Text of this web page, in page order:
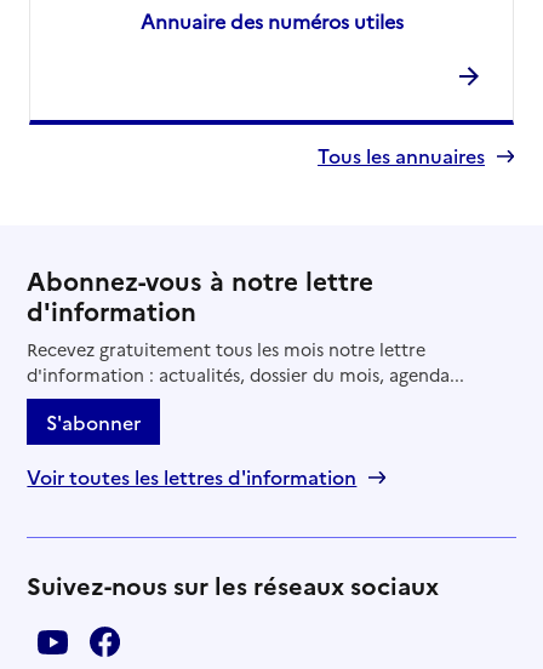
Annuaire des numéros utiles
Tous les annuaires
Abonnez-vous à notre lettre
d'information
Recevez gratuitement tous les mois notre lettre
d'information : actualités, dossier du mois, agenda...
S'abonner
Voir toutes les lettres d'information
Suivez-nous sur les réseaux sociaux